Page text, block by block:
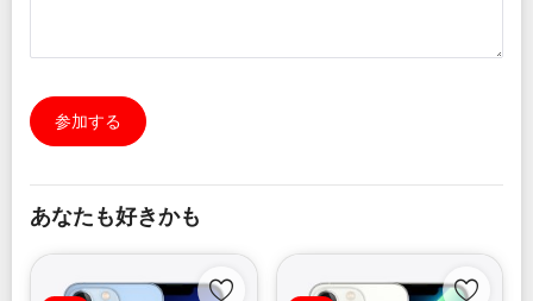
参加する
あなたも好きかも